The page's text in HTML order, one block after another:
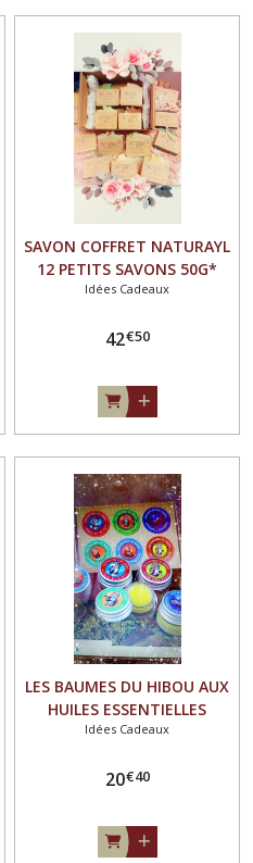
SAVON COFFRET NATURAYL
12 PETITS SAVONS 50G*
Idées Cadeaux
42€50
LES BAUMES DU HIBOU AUX
HUILES ESSENTIELLES
BIOLOGIQUES ACTIVES -
BAUMES SOIGNANTS 6*7ML
Idées Cadeaux
20€40